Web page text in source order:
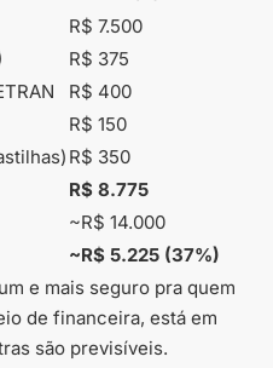
R$ 7.500
R$ 375
R$ 400
R$ 150
R$ 350
R$ 8.775
~R$ 14.000
~R$ 5.225 (37%)
e mais seguro pra quem
de financeira, está em
são previsíveis.